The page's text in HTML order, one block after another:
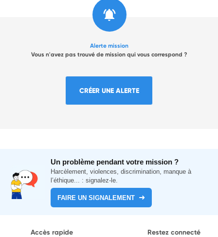
Alerte mission
Vous n'avez pas trouvé de mission qui vous correspond ?
CRÉER UNE ALERTE
Un problème pendant votre mission ?
Harcèlement, violences, discrimination, manque à
l’éthique... : signalez-le.
FAIRE UN SIGNALEMENT
Accès rapide Restez connecté